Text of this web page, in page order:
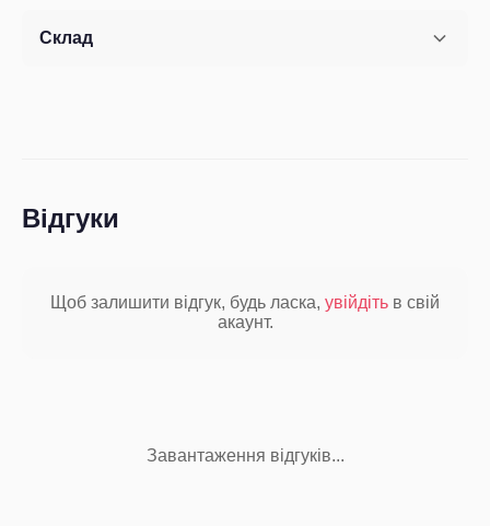
Склад
Відгуки
Щоб залишити відгук, будь ласка, увійдіть в свій
акаунт.
Завантаження відгуків...